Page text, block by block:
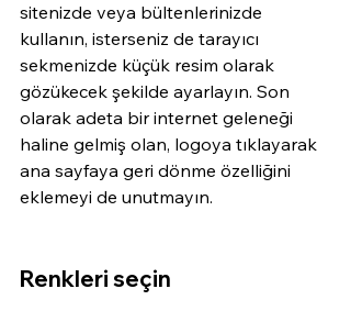
sitenizde veya bültenlerinizde
kullanın, isterseniz de tarayıcı
sekmenizde küçük resim olarak
gözükecek şekilde ayarlayın. Son
olarak adeta bir internet geleneği
haline gelmiş olan, logoya tıklayarak
ana sayfaya geri dönme özelliğini
eklemeyi de unutmayın.
Renkleri seçin